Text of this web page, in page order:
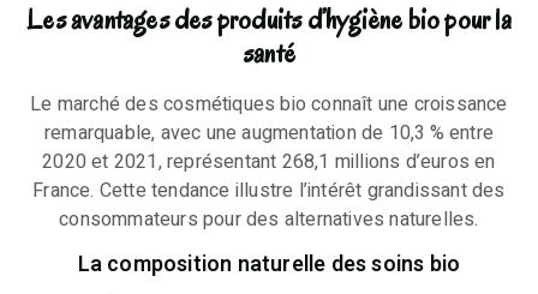
Les avantages des produits d’hygiène bio pour la
santé
Le marché des cosmétiques bio connaît une croissance
remarquable, avec une augmentation de 10,3 % entre
2020 et 2021, représentant 268,1 millions d’euros en
France. Cette tendance illustre l’intérêt grandissant des
consommateurs pour des alternatives naturelles.
La composition naturelle des soins bio